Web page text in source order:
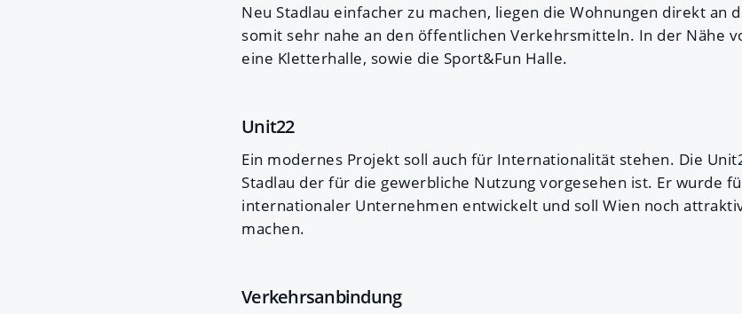
Neu Stadlau einfacher zu machen, liegen die Wohnungen direkt an
somit sehr nahe an den öffentlichen Verkehrsmitteln. In der Nähe
eine Kletterhalle, sowie die Sport&Fun Halle.
Unit22
Ein modernes Projekt soll auch für Internationalität stehen. Die
Stadlau der für die gewerbliche Nutzung vorgesehen ist. Er wurde
internationaler Unternehmen entwickelt und soll Wien noch
machen.
Verkehrsanbindung